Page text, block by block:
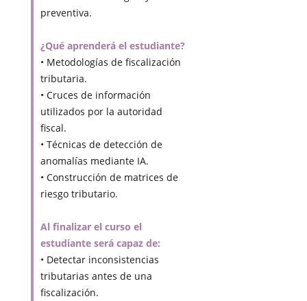
preventiva.
¿Qué aprenderá el estudiante?
• Metodologías de fiscalización
tributaria.
• Cruces de información
utilizados por la autoridad
fiscal.
• Técnicas de detección de
anomalías mediante IA.
• Construcción de matrices de
riesgo tributario.
Al finalizar el curso el
estudiante será capaz de:
• Detectar inconsistencias
tributarias antes de una
fiscalización.